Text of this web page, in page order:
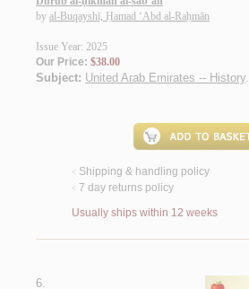
by al-Buqayshī, Ḥamad ‘Abd al-Raḥmān
Issue Year: 2025
Our Price: $38.00
Subject: United Arab Emirates -- History.
< Shipping & handling policy
< 7 day returns policy
Usually ships within 12 weeks
6.